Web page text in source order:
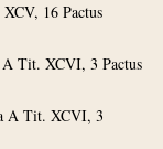
16 Pactus
Tit. XCVI, 3 Pactus
A Tit. XCVI, 3